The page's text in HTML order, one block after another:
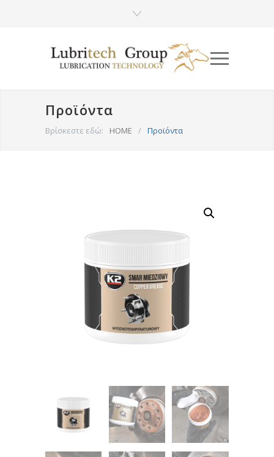
Προϊόντα
Βρίσκεστε εδώ: HOME / Προϊόντα